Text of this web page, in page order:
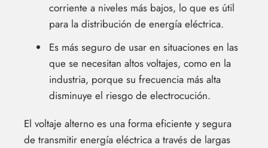
corriente a niveles más bajos, lo que es útil
para la distribución de energía eléctrica.
Es más seguro de usar en situaciones en las
que se necesitan altos voltajes, como en la
industria, porque su frecuencia más alta
disminuye el riesgo de electrocución.
El voltaje alterno es una forma eficiente y segura
de transmitir energía eléctrica a través de largas